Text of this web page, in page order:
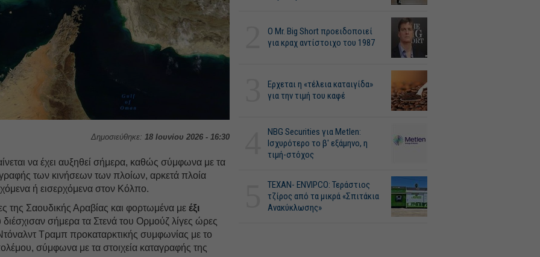
Δημοσιεύθηκε: 18 Ιουνίου 2026 - 16:30
να έχει αυξηθεί σήμερα, καθώς σύμφωνα με τα
των κινήσεων των πλοίων, αρκετά πλοία
ή εισερχόμενα στον Κόλπο.
της Σαουδικής Αραβίας και φορτωμένα μεέξι
σήμερα τα Στενά του Ορμούζ λίγες ώρες
Τραμπ προκαταρκτικής συμφωνίας με το
σύμφωνα με τα στοιχεία καταγραφής της
O Mr. Big Short προειδοποιεί
για κραχ αντίστοιχο του 1987
Ερχεται η «τέλεια καταιγίδα»
για την τιμή του καφέ
NBG Securities για Metlen:
Ισχυρότερο το β' εξάμηνο, η
τιμή-στόχος
ΤΕΧΑΝ- ENVIPCO: Τεράστιος
τζίρος από τα μικρά «Σπιτάκια
Ανακύκλωσης»